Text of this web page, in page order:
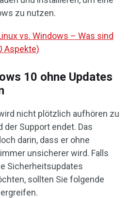
zu nutzen.
vs. Windows – Was sind
Aspekte)
10 ohne Updates
nicht plötzlich aufhören zu
der Support endet. Das
darin, dass er ohne
unsicherer wird. Falls
Sicherheitsupdates
sollten Sie folgende